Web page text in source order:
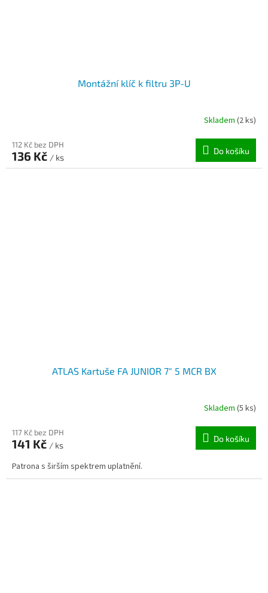
Montážní klíč k filtru 3P-U
Skladem (2 ks)
112 Kč bez DPH
136 Kč / ks
Do košíku
ATLAS Kartuše FA JUNIOR 7" 5 MCR BX
Skladem (5 ks)
117 Kč bez DPH
141 Kč / ks
Do košíku
Patrona s širším spektrem uplatnění.